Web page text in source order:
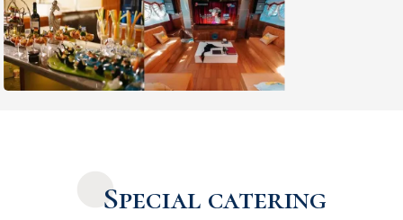
Special catering